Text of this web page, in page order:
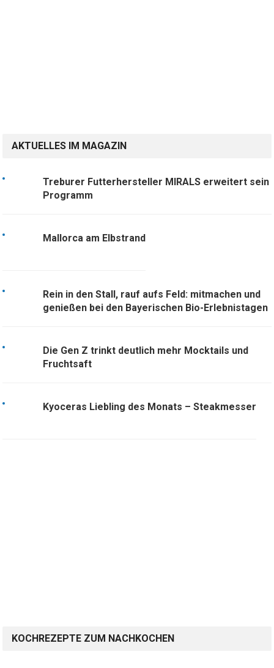
AKTUELLES IM MAGAZIN
Treburer Futterhersteller MIRALS erweitert sein
Programm
Mallorca am Elbstrand
Rein in den Stall, rauf aufs Feld: mitmachen und
genießen bei den Bayerischen Bio-Erlebnistagen
Die Gen Z trinkt deutlich mehr Mocktails und
Fruchtsaft
Kyoceras Liebling des Monats – Steakmesser
KOCHREZEPTE ZUM NACHKOCHEN